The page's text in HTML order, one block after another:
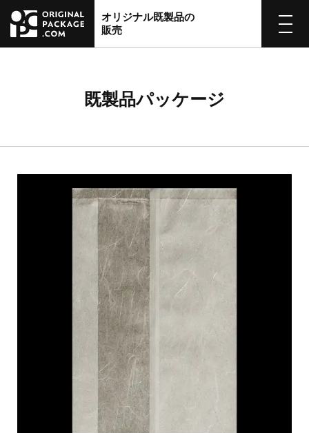
オリジナル既製品の
販売
既製品パッケージ